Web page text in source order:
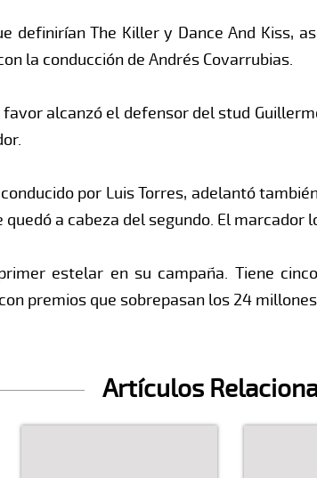
definirían The Killer y Dance And Kiss,
la conducción de Andrés Covarrubias.
alcanzó el defensor del stud
por Luis Torres, adelantó
quedó a cabeza del segundo. El
estelar en su campaña. Tiene
premios que sobrepasan los 24
Artículos